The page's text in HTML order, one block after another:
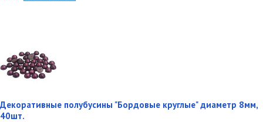
Декоративные полубусины "Бордовые круглые" диаметр 8мм,
40шт.